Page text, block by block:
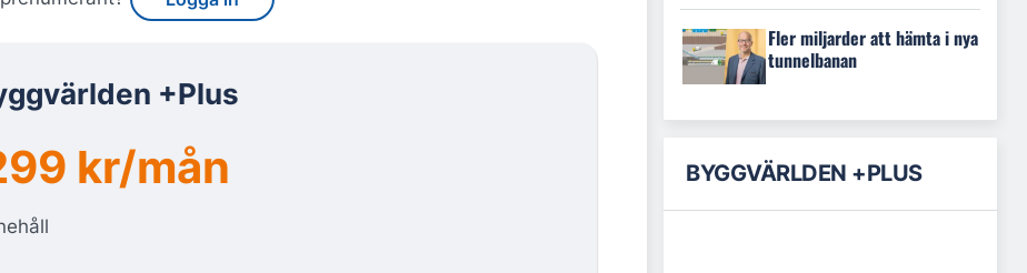
+Plus
kr/mån
Fler miljarder att hämta i nya
tunnelbanan
BYGGVÄRLDEN +PLUS